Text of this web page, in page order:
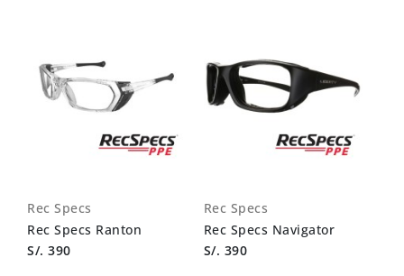
Rec Specs
Rec Specs Ranton
S/. 390
Rec Specs
Rec Specs Navigator
S/. 390